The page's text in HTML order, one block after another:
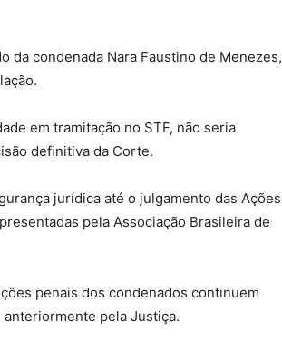
da condenada Nara Faustino de Menezes,
em tramitação no STF, não seria
definitiva da Corte.
jurídica até o julgamento das Ações
pela Associação Brasileira de
penais dos condenados continuem
pela Justiça.